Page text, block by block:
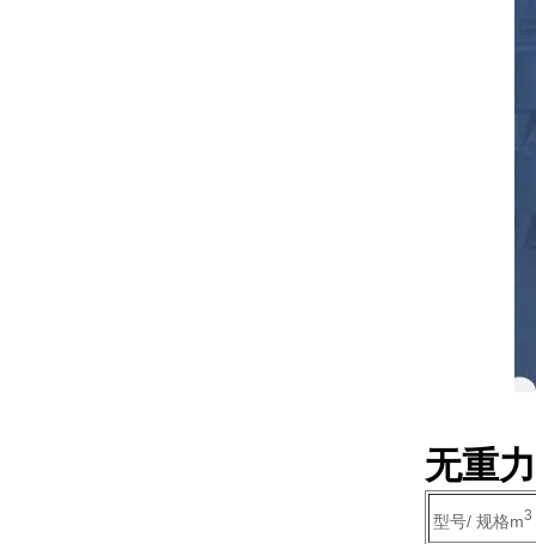
无重
型号/ 规格m3